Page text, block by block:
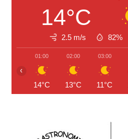
14°C
2.5 m/s 82%
01:00
14°C
02:00
13°C
03:00
11°C
‹